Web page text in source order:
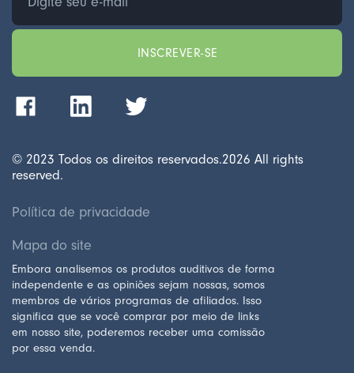
© 2023 Todos os direitos reservados.2026 All rights
reserved.
Política de privacidade
Mapa do site
Embora analisemos os produtos auditivos de forma
independente e as opiniões sejam nossas, somos
membros de vários programas de afiliados. Isso
significa que se você comprar por meio de links
em nosso site, poderemos receber uma comissão
por essa venda.